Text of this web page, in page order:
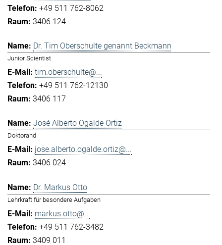
+49 511 762-8062
3406 124
Dr. Tim Oberschulte genannt Beckmann
Junior Scientist
tim.oberschulte@...
+49 511 762-12130
3406 117
José Alberto Ogalde Ortiz
Doktorand
jose.alberto.ogalde.ortiz@...
3406 024
Dr. Markus Otto
Lehrkraft für besondere Aufgaben
markus.otto@...
+49 511 762-3482
3409 011